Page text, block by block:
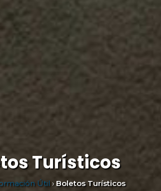
Turísticos
Útil› Boletos Turísticos